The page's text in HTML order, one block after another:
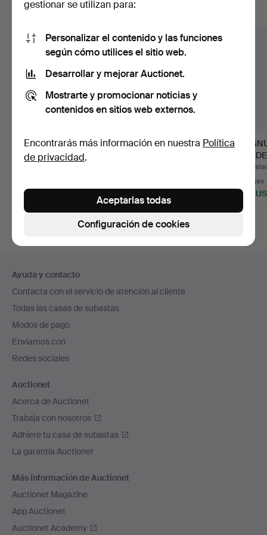
KARL HAGENAUER.
FIGURITA, PATO,
138 USD
JUST ANDERSEN
PAR,
13 pujas
465
en
el
pie
de
página
Ayuda y contacto
Contacta con el servicio de atención al cliente
Todas las casas de subastas
Modos de pago
Enviamos con
Redes sociales
Auctionet
Acerca de Auctionet
Trabaja con nosotros
Adhiere tu casa de subastas
La garantía Auctionet
Más información de Auctionet
Auctionet Magazine
App Auctionet
Auctionet Academy
gestionar se utilizan para:
Personalizar el contenido y las funciones
según cómo utilices el sitio web.
Desarrollar y mejorar Auctionet.
Mostrarte y promocionar noticias y
contenidos en sitios web externos.
Encontrarás más información en nuestra Política
de privacidad.
Configuración de cookies
Aceptarlas todas